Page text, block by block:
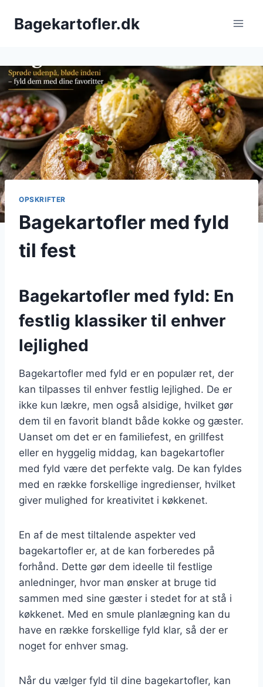
Bagekartofler.dk
OPSKRIFTER
Bagekartofler med fyld
til fest
Bagekartofler med fyld: En
festlig klassiker til enhver
lejlighed
Bagekartofler med fyld er en populær ret, der
kan tilpasses til enhver festlig lejlighed. De er
ikke kun lækre, men også alsidige, hvilket gør
dem til en favorit blandt både kokke og gæster.
Uanset om det er en familiefest, en grillfest
eller en hyggelig middag, kan bagekartofler
med fyld være det perfekte valg. De kan fyldes
med en række forskellige ingredienser, hvilket
giver mulighed for kreativitet i køkkenet.
En af de mest tiltalende aspekter ved
bagekartofler er, at de kan forberedes på
forhånd. Dette gør dem ideelle til festlige
anledninger, hvor man ønsker at bruge tid
sammen med sine gæster i stedet for at stå i
køkkenet. Med en smule planlægning kan du
have en række forskellige fyld klar, så der er
noget for enhver smag.
Når du vælger fyld til dine bagekartofler, kan